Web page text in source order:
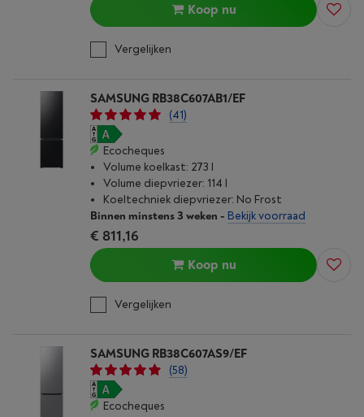
Koop nu
Vergelijken
SAMSUNG RB38C607AB1/EF
(41)
Ecocheques
Volume koelkast: 273 l
Volume diepvriezer: 114 l
Koeltechniek diepvriezer: No Frost
Binnen minstens 3 weken - Bekijk voorraad
€ 811,16
Koop nu
Vergelijken
SAMSUNG RB38C607AS9/EF
(58)
Ecocheques